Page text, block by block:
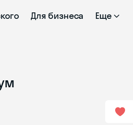
Для бизнеса Еще